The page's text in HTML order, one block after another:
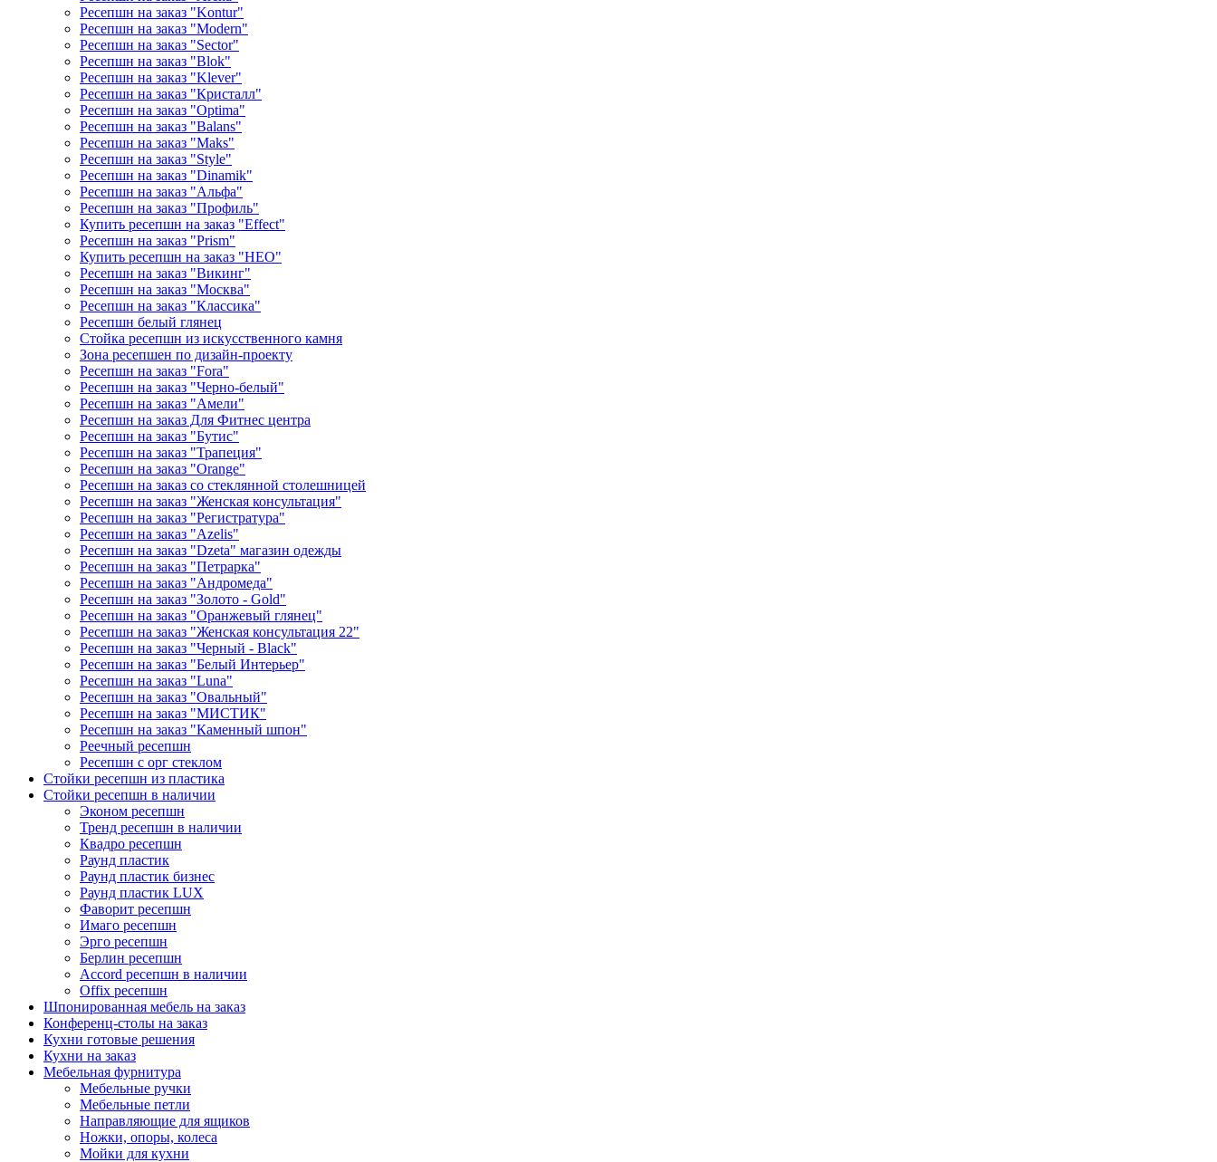
Ресепшн на заказ "Kontur"
Ресепшн на заказ "Modern"
Ресепшн на заказ "Sector"
Ресепшн на заказ "Blok"
Ресепшн на заказ "Klever"
Ресепшн на заказ "Кристалл"
Ресепшн на заказ "Optima"
Ресепшн на заказ "Balans"
Ресепшн на заказ "Maks"
Ресепшн на заказ "Style"
Ресепшн на заказ "Dinamik"
Ресепшн на заказ "Альфа"
Ресепшн на заказ "Профиль"
Купить ресепшн на заказ "Effect"
Ресепшн на заказ "Prism"
Купить ресепшн на заказ "НЕО"
Ресепшн на заказ "Викинг"
Ресепшн на заказ "Москва"
Ресепшн на заказ "Классика"
Ресепшн белый глянец
Стойка ресепшн из искусственного камня
Зона ресепшен по дизайн-проекту
Ресепшн на заказ "Fora"
Ресепшн на заказ "Черно-белый"
Ресепшн на заказ "Амели"
Ресепшн на заказ Для Фитнес центра
Ресепшн на заказ "Бутис"
Ресепшн на заказ "Трапеция"
Ресепшн на заказ "Orange"
Ресепшн на заказ со стеклянной столешницей
Ресепшн на заказ "Женская консультация"
Ресепшн на заказ "Регистратура"
Ресепшн на заказ "Azelis"
Ресепшн на заказ "Dzeta" магазин одежды
Ресепшн на заказ "Петрарка"
Ресепшн на заказ "Андромеда"
Ресепшн на заказ "Золото - Gold"
Ресепшн на заказ "Оранжевый глянец"
Ресепшн на заказ "Женская консультация 22"
Ресепшн на заказ "Черный - Black"
Ресепшн на заказ "Белый Интерьер"
Ресепшн на заказ "Luna"
Ресепшн на заказ "Овальный"
Ресепшн на заказ "МИСТИК"
Ресепшн на заказ "Каменный шпон"
Реечный ресепшн
Ресепшн с орг стеклом
Стойки ресепшн из пластика
Стойки ресепшн в наличии
Эконом ресепшн
Тренд ресепшн в наличии
Квадро ресепшн
Раунд пластик
Раунд пластик бизнес
Раунд пластик LUX
Фаворит ресепшн
Имаго ресепшн
Эрго ресепшн
Берлин ресепшн
Accord ресепшн в наличии
Offix ресепшн
Шпонированная мебель на заказ
Конференц-столы на заказ
Кухни готовые решения
Кухни на заказ
Мебельная фурнитура
Мебельные ручки
Мебельные петли
Направляющие для ящиков
Ножки, опоры, колеса
Мойки для кухни